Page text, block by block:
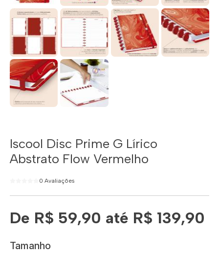
Iscool Disc Prime G Lírico
Abstrato Flow Vermelho
0 Avaliações
De R$ 59,90 até R$ 139,90
Tamanho